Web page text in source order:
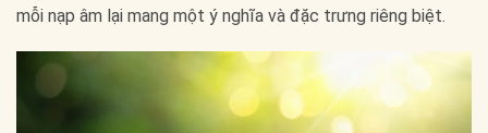
mỗi nạp âm lại mang một ý nghĩa và đặc trưng riêng biệt.